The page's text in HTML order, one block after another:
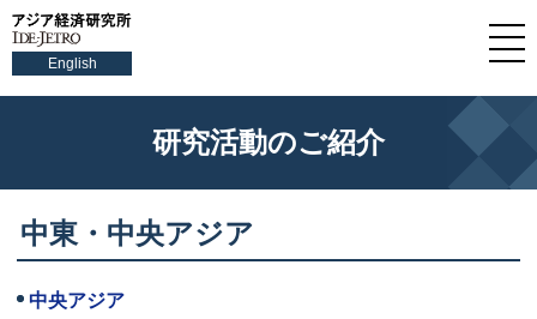
English
研究活動のご紹介
中東・中央アジア
中央アジア